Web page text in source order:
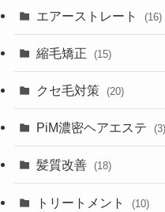
エアーストレート (16)
縮毛矯正 (15)
クセ毛対策 (20)
PiM濃密ヘアエステ (3)
髪質改善 (18)
トリートメント (10)